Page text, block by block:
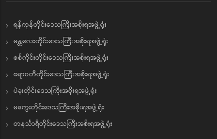
ရန်ကုန်တိုင်းဒေသကြီးအစိုးရအဖွဲ့ရုံး
မန္တလေးတိုင်းဒေသကြီးအစိုးရအဖွဲ့ရုံး
စစ်ကိုင်းတိုင်းဒေသကြီးအစိုးရအဖွဲ့ရုံး
ဧရာဝတီတိုင်းဒေသကြီးအစိုးရအဖွဲ့ရုံး
ပဲခူးတိုင်းဒေသကြီးအစိုးရအဖွဲ့ရုံး
မကွေးတိုင်းဒေသကြီးအစိုးရအဖွဲ့ရုံး
တနင်္သာရီတိုင်းဒေသကြီးအစိုးရအဖွဲ့ရုံး